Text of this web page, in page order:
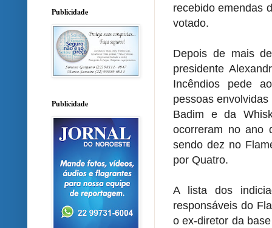
recebido emendas
votado.
Depois de mais
presidente
Incêndios pede
pessoas
Badim e da
ocorreram no ano
sendo dez no
por Quatro.
A lista dos
responsáveis do
o ex-diretor da
Publicidade
Publicidade